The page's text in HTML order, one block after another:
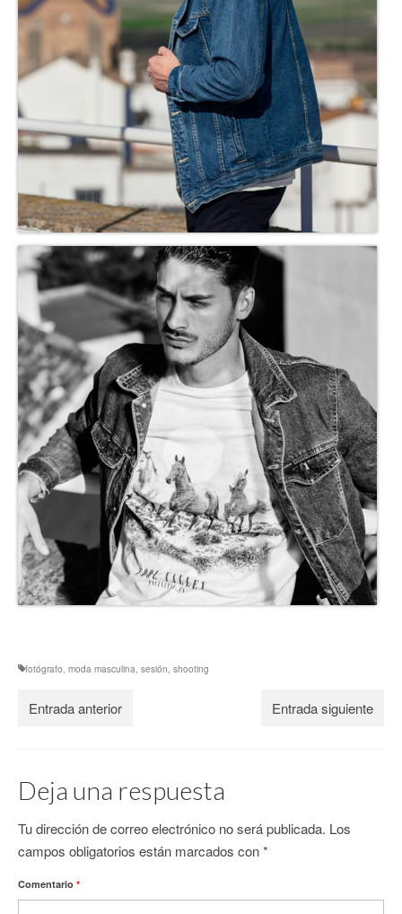
fotógrafo, moda masculina, sesión, shooting
Entrada anterior Entrada siguiente
Deja una respuesta
Tu dirección de correo electrónico no será publicada. Los
campos obligatorios están marcados con*
Comentario *